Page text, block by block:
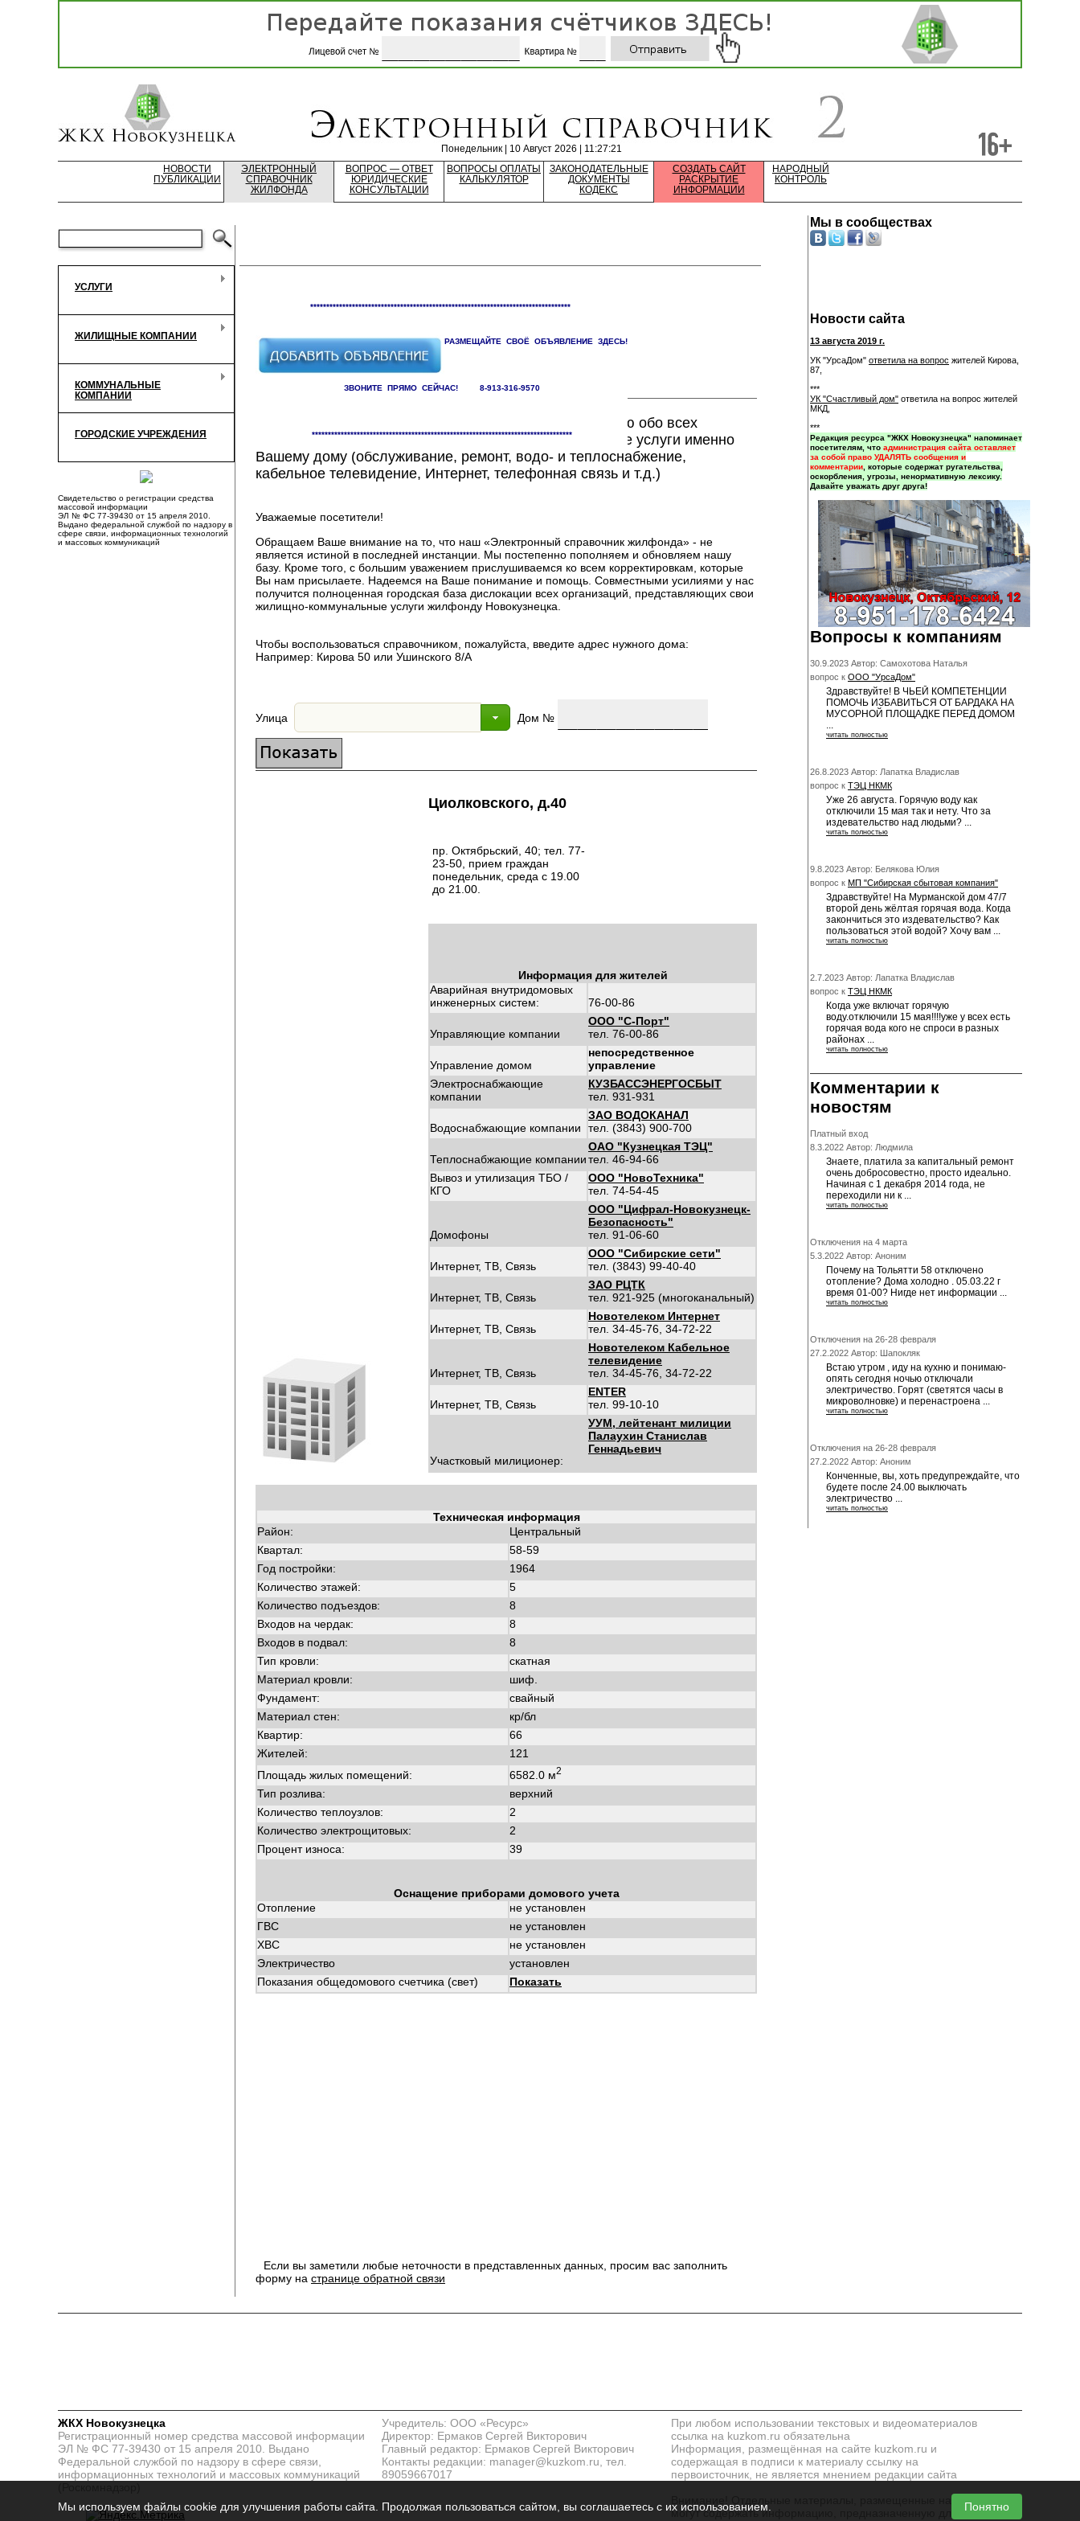
Понедельник | 10 Август 2026 | 11:27:21
НОВОСТИ
ПУБЛИКАЦИИ
ЭЛЕКТРОННЫЙ
СПРАВОЧНИК
ЖИЛФОНДА
ВОПРОС — ОТВЕТ
ЮРИДИЧЕСКИЕ
КОНСУЛЬТАЦИИ
ВОПРОСЫ ОПЛАТЫ
КАЛЬКУЛЯТОР
ЗАКОНОДАТЕЛЬНЫЕ
ДОКУМЕНТЫ
КОДЕКС
СОЗДАТЬ САЙТ
РАСКРЫТИЕ
ИНФОРМАЦИИ
НАРОДНЫЙ
КОНТРОЛЬ
УСЛУГИ
ЖИЛИЩНЫЕ КОМПАНИИ
КОММУНАЛЬНЫЕ
КОМПАНИИ
ГОРОДСКИЕ УЧРЕЖДЕНИЯ
Свидетельство о регистрации средства
массовой информации
ЭЛ № ФС 77-39430 от 15 апреля 2010.
Выдано федеральной службой по надзору в
сфере связи, информационных технологий
и массовых коммуникаций
*********************************************************************************
РАЗМЕЩАЙТЕ СВОЁ ОБЪЯВЛЕНИЕ ЗДЕСЬ!
ЗВОНИТЕ ПРЯМО СЕЙЧАС! 8-913-316-9570
*********************************************************************************
Здесь Вы сможете найти исчерпывающую информацию обо всех
компаниях, предоставляющих жилищно-коммунальные услуги именно
Вашему дому (обслуживание, ремонт, водо- и теплоснабжение,
кабельное телевидение, Интернет, телефонная связь и т.д.)
Уважаемые посетители!
Обращаем Ваше внимание на то, что наш «Электронный справочник жилфонда» - не
является истиной в последней инстанции. Мы постепенно пополняем и обновляем нашу
базу. Кроме того, с большим уважением прислушиваемся ко всем корректировкам, которые
Вы нам присылаете. Надеемся на Ваше понимание и помощь. Совместными усилиями у нас
получится полноценная городская база дислокации всех организаций, представляющих свои
жилищно-коммунальные услуги жилфонду Новокузнецка.
Чтобы воспользоваться справочником, пожалуйста, введите адрес нужного дома:
Например: Кирова 50 или Ушинского 8/А
Улица Дом №
Циолковского, д.40
пр. Октябрьский, 40; тел. 77-
23-50, прием граждан
понедельник, среда с 19.00
до 21.00.
Информация для жителей
Аварийная внутридомовых
инженерных систем:
76-00-86
Управляющие компании
ООО "С-Порт"
тел. 76-00-86
Управление домом
непосредственное
управление
Электроснабжающие
компании
КУЗБАССЭНЕРГОСБЫТ
тел. 931-931
Водоснабжающие компании
ЗАО ВОДОКАНАЛ
тел. (3843) 900-700
Теплоснабжающие компании
ОАО "Кузнецкая ТЭЦ"
тел. 46-94-66
Вывоз и утилизация ТБО /
КГО
ООО "НовоТехника"
тел. 74-54-45
Домофоны
ООО "Цифрал-Новокузнецк-
Безопасность"
тел. 91-06-60
Интернет, ТВ, Связь
ООО "Сибирские сети"
тел. (3843) 99-40-40
Интернет, ТВ, Связь
ЗАО РЦТК
тел. 921-925 (многоканальный)
Интернет, ТВ, Связь
Новотелеком Интернет
тел. 34-45-76, 34-72-22
Интернет, ТВ, Связь
Новотелеком Кабельное
телевидение
тел. 34-45-76, 34-72-22
Интернет, ТВ, Связь
ENTER
тел. 99-10-10
Участковый милиционер:
УУМ, лейтенант милиции
Палаухин Станислав
Геннадьевич
Техническая информация
Район:
Центральный
Квартал:
58-59
Год постройки:
1964
Количество этажей:
5
Количество подъездов:
8
Входов на чердак:
8
Входов в подвал:
8
Тип кровли:
скатная
Материал кровли:
шиф.
Фундамент:
свайный
Материал стен:
кр/бл
Квартир:
66
Жителей:
121
Площадь жилых помещений:
6582.0 м2
Тип розлива:
верхний
Количество теплоузлов:
2
Количество электрощитовых:
2
Процент износа:
39
Оснащение приборами домового учета
Отопление
не установлен
ГВС
не установлен
ХВС
не установлен
Электричество
установлен
Показания общедомового счетчика (свет)
Показать
Если вы заметили любые неточности в представленных данных, просим вас заполнить
форму на странице обратной связи
Мы в сообществах
Новости сайта
13 августа 2019 г.
УК "УрсаДом" ответила на вопрос жителей Кирова,
87,
***
УК "Счастливый дом" ответила на вопрос жителей
МКД,
***
Редакция ресурса "ЖКХ Новокузнецка" напоминает
посетителям, что администрация сайта оставляет
за собой право УДАЛЯТЬ сообщения и
комментарии , которые содержат ругательства,
оскорбления, угрозы, ненормативную лексику.
Давайте уважать друг друга!
Вопросы к компаниям
30.9.2023 Автор: Самохотова Наталья
вопрос к ООО "УрсаДом"
Здравствуйте! В ЧЬЕЙ КОМПЕТЕНЦИИ
ПОМОЧЬ ИЗБАВИТЬСЯ ОТ БАРДАКА НА
МУСОРНОЙ ПЛОЩАДКЕ ПЕРЕД ДОМОМ
...
читать полностью
26.8.2023 Автор: Лапатка Владислав
вопрос к ТЭЦ НКМК
Уже 26 августа. Горячую воду как
отключили 15 мая так и нету. Что за
издевательство над людьми? ...
читать полностью
9.8.2023 Автор: Белякова Юлия
вопрос к МП "Сибирская сбытовая компания"
Здравствуйте! На Мурманской дом 47/7
второй день жёлтая горячая вода. Когда
закончиться это издевательство? Как
пользоваться этой водой? Хочу вам ...
читать полностью
2.7.2023 Автор: Лапатка Владислав
вопрос к ТЭЦ НКМК
Когда уже включат горячую
воду.отключили 15 мая!!!!уже у всех есть
горячая вода кого не спроси в разных
районах ...
читать полностью
Комментарии к
новостям
Платный вход
8.3.2022 Автор: Людмила
Знаете, платила за капитальный ремонт
очень добросовестно, просто идеально.
Начиная с 1 декабря 2014 года, не
переходили ни к ...
читать полностью
Отключения на 4 марта
5.3.2022 Автор: Аноним
Почему на Тольятти 58 отключено
отопление? Дома холодно . 05.03.22 г
время 01-00? Нигде нет информации ...
читать полностью
Отключения на 26-28 февраля
27.2.2022 Автор: Шапокляк
Встаю утром , иду на кухню и понимаю-
опять сегодня ночью отключали
электричество. Горят (светятся часы в
микроволновке) и перенастроена ...
читать полностью
Отключения на 26-28 февраля
27.2.2022 Автор: Аноним
Конченные, вы, хоть предупреждайте, что
будете после 24.00 выключать
электричество ...
читать полностью
ЖКХ Новокузнецка
Регистрационный номер средства массовой информации
ЭЛ № ФС 77-39430 от 15 апреля 2010. Выдано
Федеральной службой по надзору в сфере связи,
информационных технологий и массовых коммуникаций
Учредитель: ООО «Ресурс»
Директор: Ермаков Сергей Викторович
Главный редактор: Ермаков Сергей Викторович
Контакты редакции: manager@kuzkom.ru, тел.
89059667017
При любом использовании текстовых и видеоматериалов
ссылка на kuzkom.ru обязательна
Информация, размещённая на сайте kuzkom.ru и
содержащая в подписи к материалу ссылку на
первоисточник, не является мнением редакции сайта
Внимание! Отдельные материалы, размещенные на сайте,
могут содержать информацию, предназначенную для лиц,
Мы используем файлы cookie для улучшения работы сайта. Продолжая пользоваться сайтом, вы соглашаетесь с их использованием. Понятно